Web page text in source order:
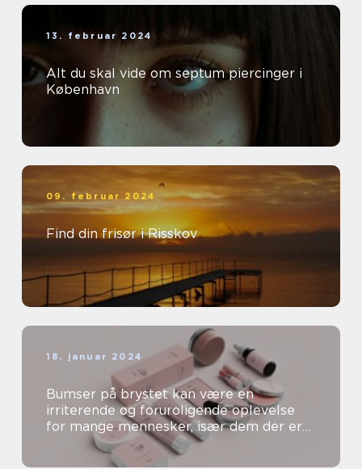
13. februar 2024
Alt du skal vide om septum piercinger i
København
09. februar 2024
Find din frisør i Risskov
18. januar 2024
Bumser på brystet kan være en
irriterende og foruroligende oplevelse
for mange mennesker, især dem der er
særligt opmærksomme på deres
skønhed og kosm...